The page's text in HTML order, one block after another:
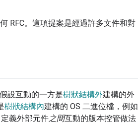
RFC。這項提案是經過許多文件和對
設互動的一方是樹狀結構外建構的外
樹狀結構內建構的 OS 二進位檔，例如
義外部元件之間互動的版本控管做法